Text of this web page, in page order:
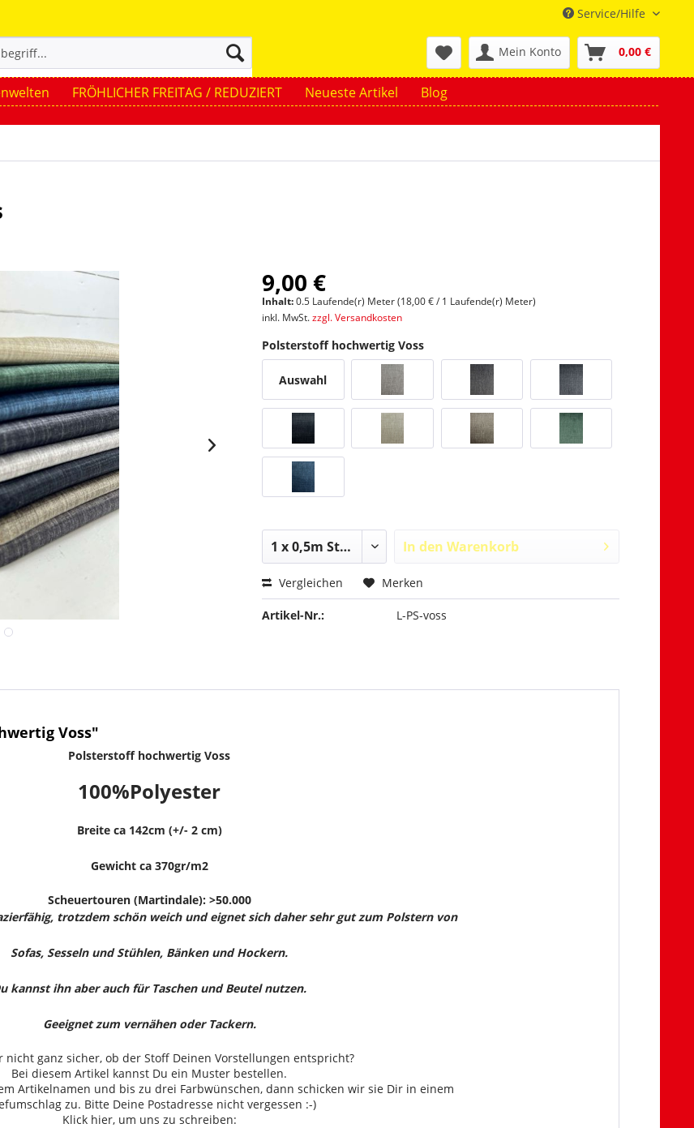
Service/Hilfe
Mein Konto 0,00 €
FRÖHLICHER FREITAG / REDUZIERT Neueste Artikel Blog
9,00 €
Inhalt:0.5 Laufende(r) Meter (18,00 € / 1 Laufende(r) Meter)
inkl. MwSt.zzgl. Versandkosten
Polsterstoff hochwertig Voss
Auswahl
In den Warenkorb
Vergleichen Merken
Artikel-Nr.: L-PS-voss
Voss"
Polsterstoff hochwertig Voss
100%Polyester
Breite ca 142cm (+/- 2 cm)
Gewicht ca 370gr/m2
Scheuertouren (Martindale): >50.000
trotzdem schön weich und eignet sich daher sehr gut zum Polstern von
Sofas, Sesseln und Stühlen, Bänken und Hockern.
kannst ihn aber auch für Taschen und Beutel nutzen.
Geeignet zum vernähen oder Tackern.
nicht ganz sicher, ob der Stoff Deinen Vorstellungen entspricht?
Bei diesem Artikel kannst Du ein Muster bestellen.
Artikelnamen und bis zu drei Farbwünschen, dann schicken wir sie Dir in einem
zu. Bitte Deine Postadresse nicht vergessen :-)
Klick hier, um uns zu schreiben: